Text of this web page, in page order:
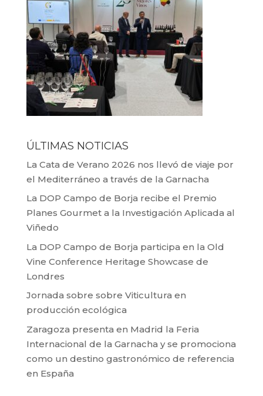
ÚLTIMAS NOTICIAS
La Cata de Verano 2026 nos llevó de viaje por
el Mediterráneo a través de la Garnacha
La DOP Campo de Borja recibe el Premio
Planes Gourmet a la Investigación Aplicada al
Viñedo
La DOP Campo de Borja participa en la Old
Vine Conference Heritage Showcase de
Londres
Jornada sobre sobre Viticultura en
producción ecológica
Zaragoza presenta en Madrid la Feria
Internacional de la Garnacha y se promociona
como un destino gastronómico de referencia
en España